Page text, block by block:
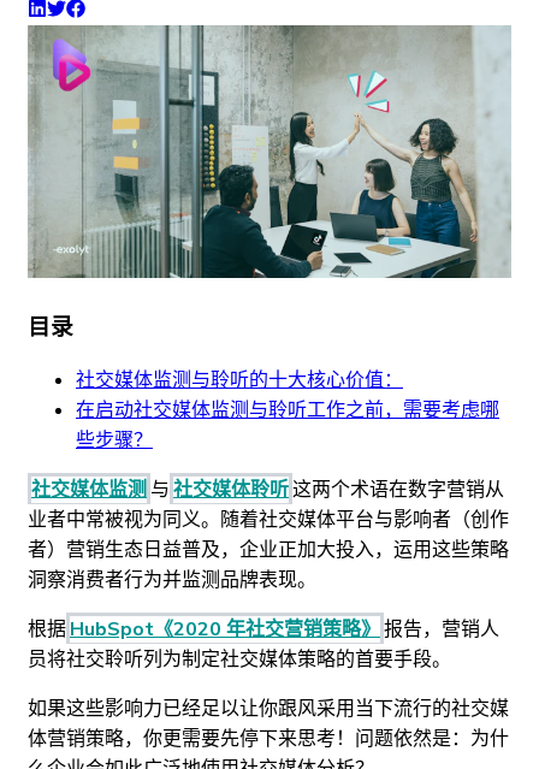
目录
社交媒体监测与聆听的十大核心价值：
在启动社交媒体监测与聆听工作之前，需要考虑哪
些步骤？
社交媒体监测 与社交媒体聆听这两个术语在数字营销从
业者中常被视为同义。随着社交媒体平台与影响者（创作
者）营销生态日益普及，企业正加大投入，运用这些策略
洞察消费者行为并监测品牌表现。
根据HubSpot《2020 年社交营销策略》 报告，营销人
员将社交聆听列为制定社交媒体策略的首要手段。
如果这些影响力已经足以让你跟风采用当下流行的社交媒
体营销策略，你更需要先停下来思考！问题依然是：为什